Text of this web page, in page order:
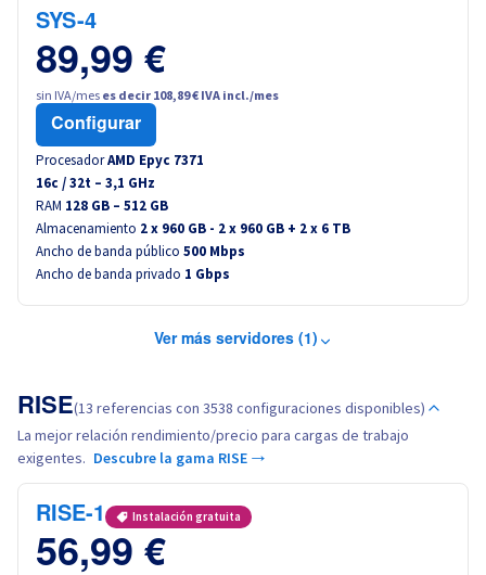
SYS-4
89,99 €
sin IVA/mes es decir 108,89 € IVA incl./mes
Configurar
ProcesadorAMD Epyc 7371
16c /32t – 3,1 GHz
RAM 128 GB – 512 GB
Almacenamiento 2 x 960 GB - 2 x 960 GB + 2 x 6 TB
Ancho de banda público 500 Mbps
Ancho de banda privado 1 Gbps
Ver más servidores (1)
RISE(13 referencias con 3538 configuraciones disponibles)
La mejor relación rendimiento/precio para cargas de trabajo
exigentes. Descubre la gama RISE →
RISE-1 Instalación gratuita
56,99 €